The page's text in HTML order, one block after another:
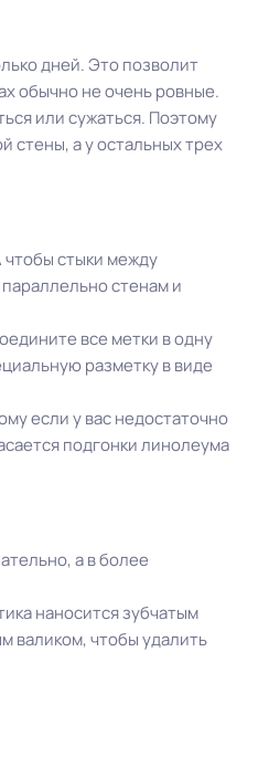
дней. Это позволит
обычно не очень ровные.
или сужаться. Поэтому
стены, а у остальных трех
чтобы стыки между
стенам и
все метки в одну
разметку в виде
если у вас недостаточно
подгонки линолеума
а в более
наносится зубчатым
валиком, чтобы удалить